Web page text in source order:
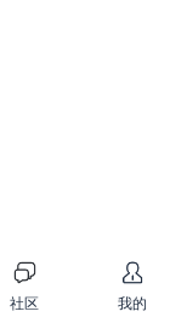
社区 我的